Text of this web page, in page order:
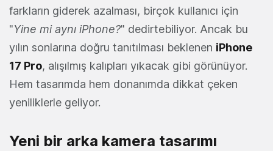
farkların giderek azalması, birçok kullanıcı için
"Yine mi aynı iPhone?" dedirtebiliyor. Ancak bu
yılın sonlarına doğru tanıtılması beklenen iPhone
17 Pro, alışılmış kalıpları yıkacak gibi görünüyor.
Hem tasarımda hem donanımda dikkat çeken
yeniliklerle geliyor.
Yeni bir arka kamera tasarımı